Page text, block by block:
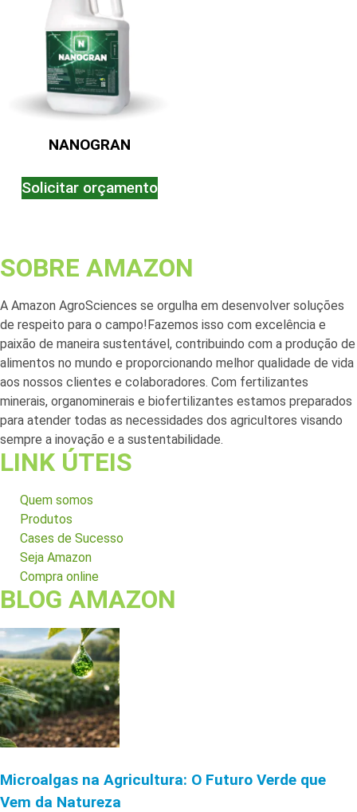
NANOGRAN
Solicitar orçamento
SOBRE AMAZON
A Amazon AgroSciences se orgulha em desenvolver soluções
de respeito para o campo!Fazemos isso com excelência e
paixão de maneira sustentável, contribuindo com a produção de
alimentos no mundo e proporcionando melhor qualidade de vida
aos nossos clientes e colaboradores. Com fertilizantes
minerais, organominerais e biofertilizantes estamos preparados
para atender todas as necessidades dos agricultores visando
sempre a inovação e a sustentabilidade.
LINK ÚTEIS
Quem somos
Produtos
Cases de Sucesso
Seja Amazon
Compra online
BLOG AMAZON
Microalgas na Agricultura: O Futuro Verde que
Vem da Natureza